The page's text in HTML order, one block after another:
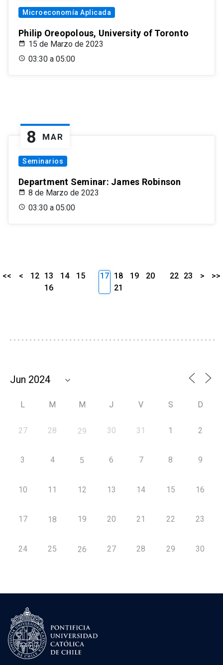
Microeconomía Aplicada
Philip Oreopolous, University of Toronto
15 de Marzo de 2023
03:30 a 05:00
8 MAR
Seminarios
Department Seminar: James Robinson
8 de Marzo de 2023
03:30 a 05:00
<< < 12 13 14
15
16
17 18 19
20
21
22 23 > >>
L M M J V S D
27 28 29 30 31 1 2
3 4 5 6 7 8 9
10 11 12 13 14 15 16
17 18 19 20 21 22 23
24 25 26 27 28 29 30